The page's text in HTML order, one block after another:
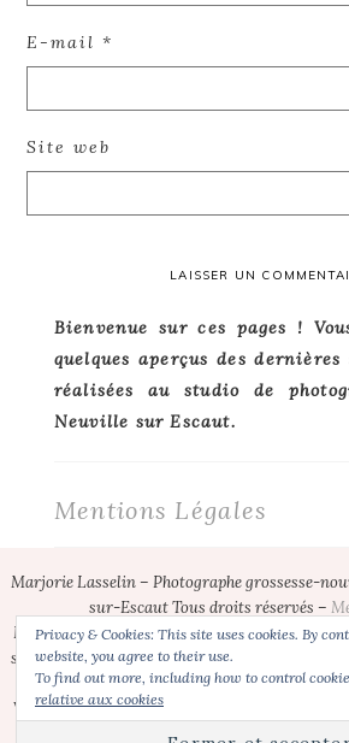
E-mail*
Site web
Primary
Sidebar
Bienvenue sur ces pages !
quelques aperçus des dernières
réalisées au studio de
Neuville sur Escaut.
Privacy & Cookies: This site uses cookies. By
website, you agree to their use.
To find out more, including how to control
relative aux cookies
Mentions Légales
Footer
Marjorie Lasselin – Photographe grossesse-
sur-Escaut Tous droits réservés –
Photographe bebe Neuville-sur-Escaut |
sur-Escaut | photographe nouveau-ne
grossesse ( 59 ) | photographe bebe
Valenciennes (59) | photographe nouveau-ne
bebe Cambrai | photographe grossesse